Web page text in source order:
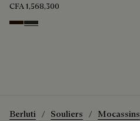
CFA 1,568,300
Marron Ambre
Chimere
Berluti Souliers Mocassins